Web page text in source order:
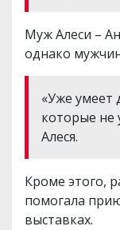
Муж Алеси –
однако
«Уже умеет
которые не
Алеся.
Кроме этого,
помогала
выставках.